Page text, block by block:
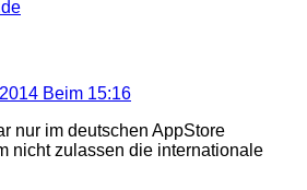
Beim 15:16
nur im deutschen AppStore
nicht zulassen die internationale